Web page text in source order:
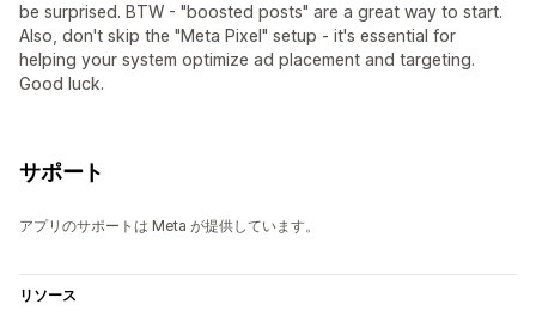
be surprised. BTW - "boosted posts" are a great way to start.
Also, don't skip the "Meta Pixel" setup - it's essential for
helping your system optimize ad placement and targeting.
Good luck.
サポート
アプリのサポートは Meta が提供しています。
リソース